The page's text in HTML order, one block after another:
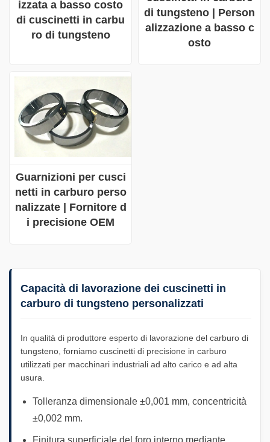
izzata a basso costo
di cuscinetti in carbu
ro di tungsteno
di tungsteno | Person
alizzazione a basso c
osto
Guarnizioni per cusci
netti in carburo perso
nalizzate | Fornitore d
i precisione OEM
Capacità di lavorazione dei cuscinetti in
carburo di tungsteno personalizzati
In qualità di produttore esperto di lavorazione del carburo di
tungsteno, forniamo cuscinetti di precisione in carburo
utilizzati per macchinari industriali ad alto carico e ad alta
usura.
Tolleranza dimensionale ±0,001 mm, concentricità
±0,002 mm.
Finitura superficiale del foro interno mediante